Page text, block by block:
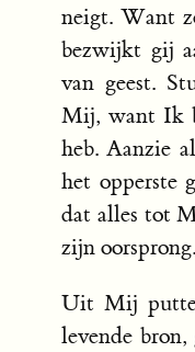
neigt. Want
bezwijkt gij
van geest.
Mij, want Ik
heb. Aanzie
het opperste
dat alles tot
zijn oorsprong.
Uit Mij
levende